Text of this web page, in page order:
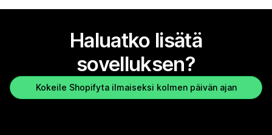
Haluatko lisätä
sovelluksen?
Kokeile Shopifyta ilmaiseksi kolmen päivän ajan